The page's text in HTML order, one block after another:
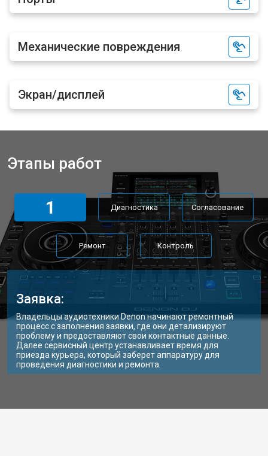
Механические повреждения
Экран/дисплей
Этапы работ
1 Диагностика Согласование
Ремонт Контроль
Заявка:
Владельцы аудиотехники Denon начинают ремонтный
процесс с заполнения заявки, где они детализируют
проблему и предоставляют свои контактные данные.
Далее сервисный центр устанавливает время для
приезда курьера, который заберет аппаратуру для
проведения диагностики и ремонта.